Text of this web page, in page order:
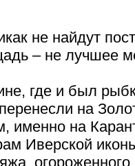
не найдут
– не лучшее
где и был
на
именно на
Иверской